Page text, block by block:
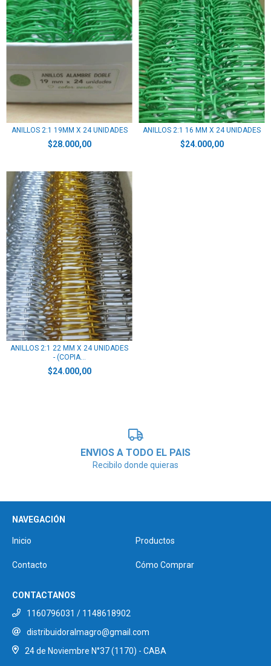
ANILLOS 2:1 19MM X 24 UNIDADES
$28.000,00
ANILLOS 2:1 16 MM X 24 UNIDADES
$24.000,00
ANILLOS 2:1 22 MM X 24 UNIDADES
- (COPIA...
$24.000,00
ENVIOS A TODO EL PAIS
Recibilo donde quieras
NAVEGACIÓN
Inicio Productos
Contacto Cómo Comprar
CONTACTANOS
1160796031 / 1148618902
distribuidoralmagro@gmail.com
24 de Noviembre N°37 (1170) - CABA